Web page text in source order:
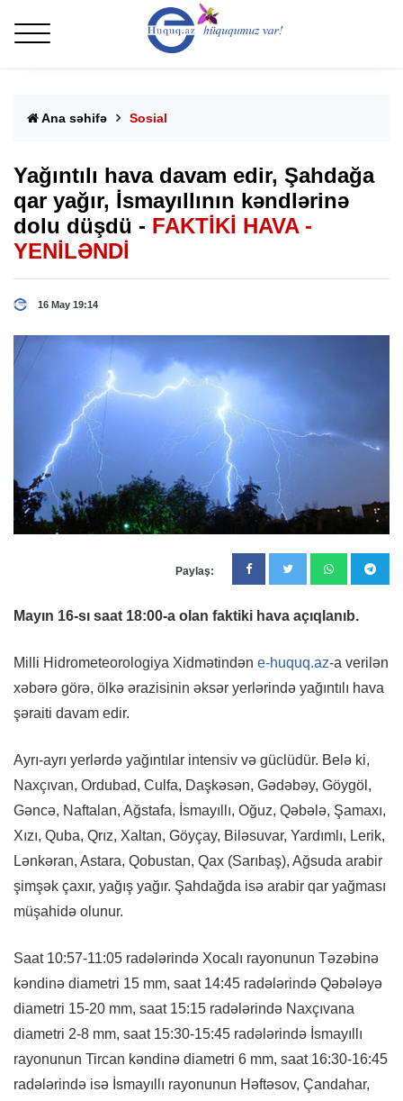
Ana səhifə Sosial
Yağıntılı hava davam edir, Şahdağa
qar yağır, İsmayıllının kəndlərinə
dolu düşdü - FAKTİKİ HAVA -
YENİLƏNDİ
16 May 19:14
Paylaş:
Mayın 16-sı saat 18:00-a olan faktiki hava açıqlanıb.
Milli Hidrometeorologiya Xidmətindən e-huquq.az-a verilən
xəbərə görə, ölkə ərazisinin əksər yerlərində yağıntılı hava
şəraiti davam edir.
Ayrı-ayrı yerlərdə yağıntılar intensiv və güclüdür. Belə ki,
Naxçıvan, Ordubad, Culfa, Daşkəsən, Gədəbəy, Göygöl,
Gəncə, Naftalan, Ağstafa, İsmayıllı, Oğuz, Qəbələ, Şamaxı,
Xızı, Quba, Qrız, Xaltan, Göyçay, Biləsuvar, Yardımlı, Lerik,
Lənkəran, Astara, Qobustan, Qax (Sarıbaş), Ağsuda arabir
şimşək çaxır, yağış yağır. Şahdağda isə arabir qar yağması
müşahidə olunur.
Saat 10:57-11:05 radələrində Xocalı rayonunun Təzəbinə
kəndinə diametri 15 mm, saat 14:45 radələrində Qəbələyə
diametri 15-20 mm, saat 15:15 radələrində Naxçıvana
diametri 2-8 mm, saat 15:30-15:45 radələrində İsmayıllı
rayonunun Tircan kəndinə diametri 6 mm, saat 16:30-16:45
radələrində isə İsmayıllı rayonunun Həftəsov, Çandahar,